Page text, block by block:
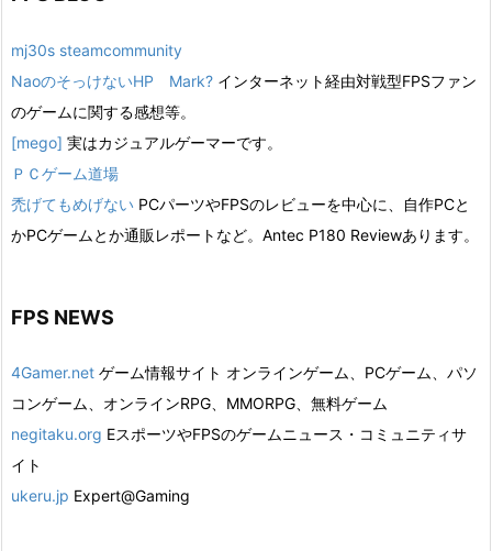
mj30s steamcommunity
NaoのそっけないHP Mark? インターネット経由対戦型FPSファン
のゲームに関する感想等。
[mego] 実はカジュアルゲーマーです。
ＰＣゲーム道場
禿げてもめげない PCパーツやFPSのレビューを中心に、自作PCと
かPCゲームとか通販レポートなど。Antec P180 Reviewあります。
FPS NEWS
4Gamer.net ゲーム情報サイト オンラインゲーム、PCゲーム、パソ
コンゲーム、オンラインRPG、MMORPG、無料ゲーム
negitaku.org EスポーツやFPSのゲームニュース・コミュニティサ
イト
ukeru.jp Expert@Gaming